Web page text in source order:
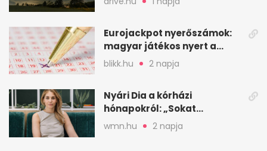
Eurojackpot nyerőszámok:
magyar játékos nyert a
2026. augusztus 4-i húzáson
blikk.hu 2 napja
Nyári Dia a kórházi
hónapokról: „Sokat
veszekedtem Istennel”
wmn.hu 2 napja